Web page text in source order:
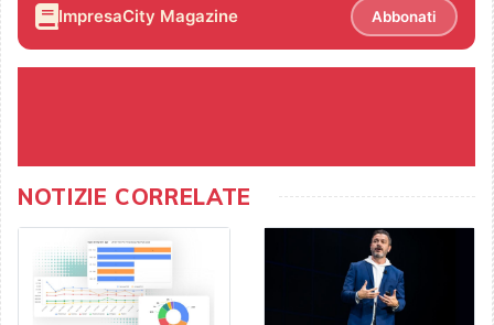
ImpresaCity Magazine Abbonati
NOTIZIE CORRELATE